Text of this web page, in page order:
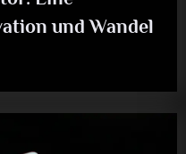
und Wandel